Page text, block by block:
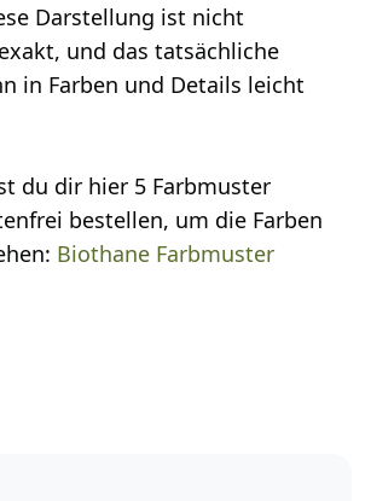
Darstellung ist nicht
und das tatsächliche
in Farben und Details leicht
du dir hier 5 Farbmuster
bestellen, um die Farben
Biothane Farbmuster